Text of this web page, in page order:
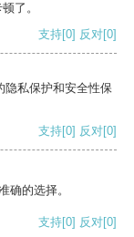
了。
支持[0] 反对[0]
隐私保护和安全性保
支持[0] 反对[0]
确的选择。
支持[0] 反对[0]